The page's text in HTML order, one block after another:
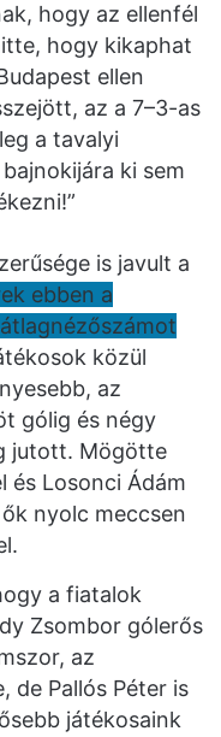
hogy az ellenfél
hogy kikaphat
ellen
az a 7–3-as
a tavalyi
ki sem
is javult a
ebben a
közül
az
gólig és négy
jutott. Mögötte
és Losonci Ádám
nyolc meccsen
a fiatalok
Zsombor gólerős
az
de Pallós Péter is
játékosaink